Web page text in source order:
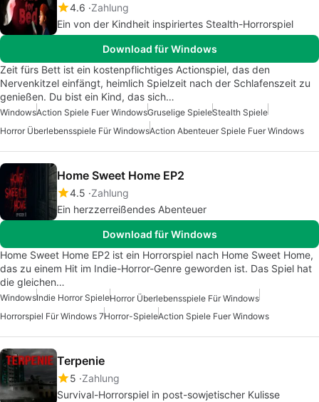
4.6 Zahlung
Ein von der Kindheit inspiriertes Stealth-Horrorspiel
Download für Windows
Zeit fürs Bett ist ein kostenpflichtiges Actionspiel, das den
Nervenkitzel einfängt, heimlich Spielzeit nach der Schlafenszeit zu
genießen. Du bist ein Kind, das sich…
WindowsAction Spiele Fuer WindowsGruselige SpieleStealth Spiele
Horror Überlebensspiele Für WindowsAction Abenteuer Spiele Fuer Windows
Home Sweet Home EP2
4.5 Zahlung
Ein herzzerreißendes Abenteuer
Download für Windows
Home Sweet Home EP2 ist ein Horrorspiel nach Home Sweet Home,
das zu einem Hit im Indie-Horror-Genre geworden ist. Das Spiel hat
die gleichen…
WindowsIndie Horror SpieleHorror Überlebensspiele Für Windows
Horrorspiel Für Windows 7Horror-SpieleAction Spiele Fuer Windows
Terpenie
5 Zahlung
Survival-Horrorspiel in post-sowjetischer Kulisse